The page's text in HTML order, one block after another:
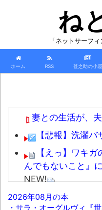
ね
「ネットサーフ
ホーム RSS 甚之助の小屋
妻との生活が、
【悲報】洗濯
【えっ】ワキ
んでもないこと』
NEW!
【悲報】週間少
2026年08月の本
・サラ・オーグルヴィ『